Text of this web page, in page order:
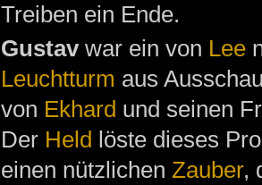
Treiben ein Ende.
Gustavwar ein von Lee
Leuchtturm aus
von Ekhard und seinen
Der Held löste dieses
einen nützlichen Zauber,